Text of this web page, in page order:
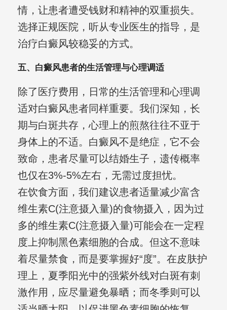
情，让患者遭受钱财和精神的双重损失。
选择正规医院，听从专业医生的指导，是
治疗白癜风较稳妥的方式。
五、白癜风患者的生活管理与心理调适
除了医疗费用，日常的生活管理和心理调
适对白癜风患者同样重要。我们深知，长
期与白斑共存，心理上的煎熬往往不亚于
身体上的不适。白癜风不是绝症，它不会
致命，患者尽量可以结婚生子，遗传概率
也仅在3%-5%左右，无需过度担忧。
在饮食方面，我们建议患者适量减少富含
维生素C(注意摄入量)的食物摄入，因为过
多的维生素C(注意摄入量)可能会在一定程
度上抑制黑色素细胞的合成。但这不意味
着尽量禁食，而是要掌握好“度”。在皮肤护
理上，夏季阳光中的强紫外线对白斑有刺
激作用，应尽量避免暴晒；而冬季则可以